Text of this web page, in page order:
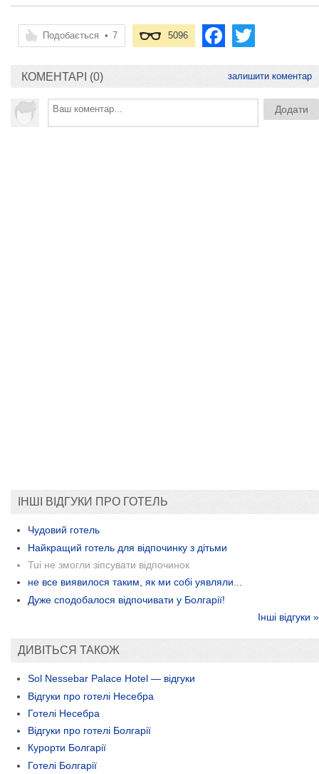
Подобається • 7 5096
КОМЕНТАРІ (0) залишити коментар
ІНШІ ВІДГУКИ ПРО ГОТЕЛЬ
Чудовий готель
Найкращий готель для відпочинку з дітьми
Tui не змогли зіпсувати відпочинок
не все виявилося таким, як ми собі уявляли...
Дуже сподобалося відпочивати у Болгарії!
Інші відгуки »
ДИВІТЬСЯ ТАКОЖ
Sol Nessebar Palace Hotel — відгуки
Відгуки про готелі Несебра
Готелі Несебра
Відгуки про готелі Болгарії
Курорти Болгарії
Готелі Болгарії